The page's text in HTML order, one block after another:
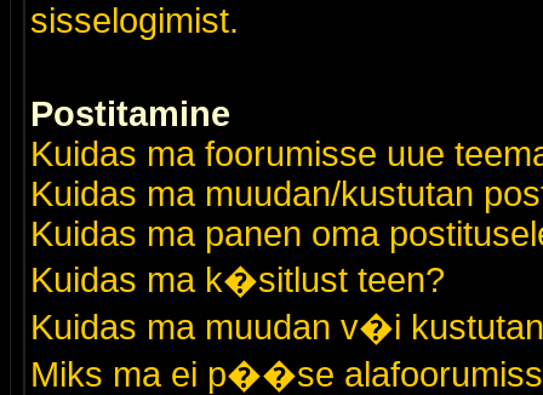
sisselogimist.
Postitamine
Kuidas ma foorumisse uue
Kuidas ma muudan/kustutan
Kuidas ma panen oma
Kuidas ma k�sitlust teen?
Kuidas ma muudan v�i
Miks ma ei p��se